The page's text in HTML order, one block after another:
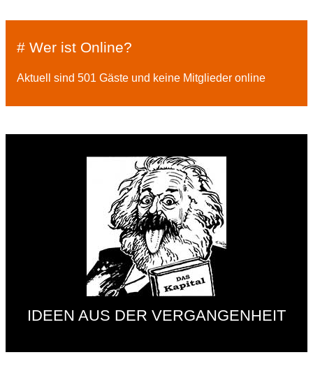
# Wer ist Online?
Aktuell sind 501 Gäste und keine Mitglieder online
IDEEN AUS DER VERGANGENHEIT